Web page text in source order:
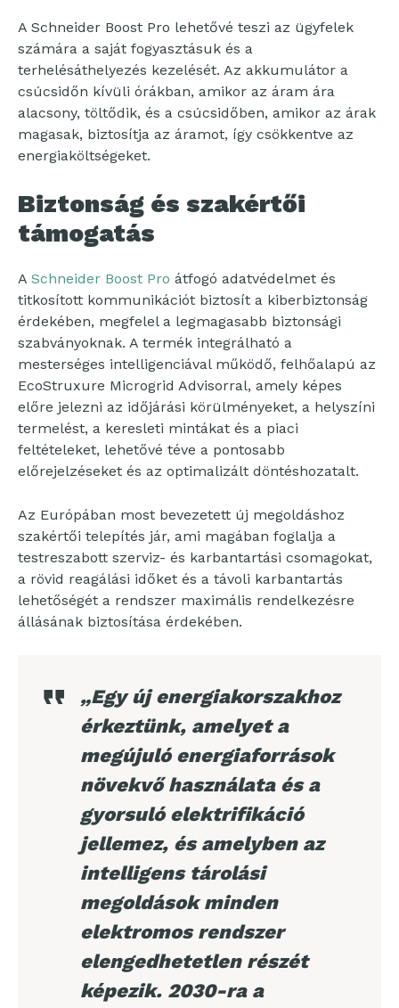
A Schneider Boost Pro lehetővé teszi az ügyfelek
számára a saját fogyasztásuk és a
terhelésáthelyezés kezelését. Az akkumulátor a
csúcsidőn kívüli órákban, amikor az áram ára
alacsony, töltődik, és a csúcsidőben, amikor az árak
magasak, biztosítja az áramot, így csökkentve az
energiaköltségeket.
Biztonság és szakértői
támogatás
A Schneider Boost Pro átfogó adatvédelmet és
titkosított kommunikációt biztosít a kiberbiztonság
érdekében, megfelel a legmagasabb biztonsági
szabványoknak. A termék integrálható a
mesterséges intelligenciával működő, felhőalapú az
EcoStruxure Microgrid Advisorral, amely képes
előre jelezni az időjárási körülményeket, a helyszíni
termelést, a keresleti mintákat és a piaci
feltételeket, lehetővé téve a pontosabb
előrejelzéseket és az optimalizált döntéshozatalt.
Az Európában most bevezetett új megoldáshoz
szakértői telepítés jár, ami magában foglalja a
testreszabott szerviz- és karbantartási csomagokat,
a rövid reagálási időket és a távoli karbantartás
lehetőségét a rendszer maximális rendelkezésre
állásának biztosítása érdekében.
„Egy új energiakorszakhoz
érkeztünk, amelyet a
megújuló energiaforrások
növekvő használata és a
gyorsuló elektrifikáció
jellemez, és amelyben az
intelligens tárolási
megoldások minden
elektromos rendszer
elengedhetetlen részét
képezik. 2030-ra a